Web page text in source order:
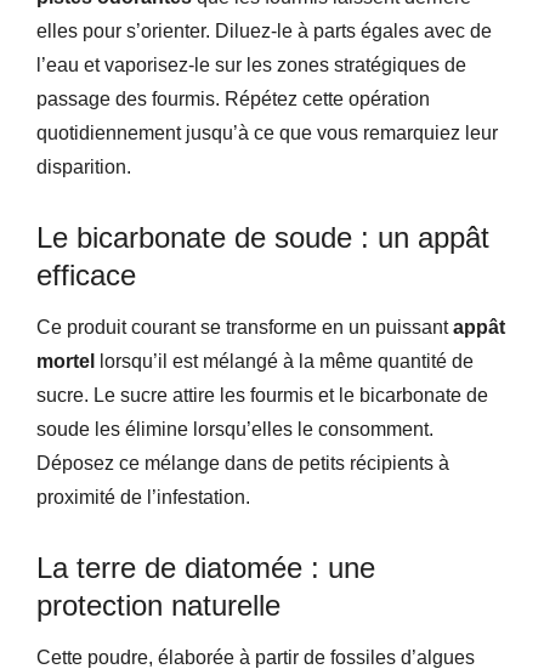
elles pour s’orienter. Diluez-le à parts égales avec de
l’eau et vaporisez-le sur les zones stratégiques de
passage des fourmis. Répétez cette opération
quotidiennement jusqu’à ce que vous remarquiez leur
disparition.
Le bicarbonate de soude : un appât
efficace
Ce produit courant se transforme en un puissantappât
mortel
lorsqu’il est mélangé à la même quantité de
sucre. Le sucre attire les fourmis et le bicarbonate de
soude les élimine lorsqu’elles le consomment.
Déposez ce mélange dans de petits récipients à
proximité de l’infestation.
La terre de diatomée : une
protection naturelle
Cette poudre, élaborée à partir de fossiles d’algues